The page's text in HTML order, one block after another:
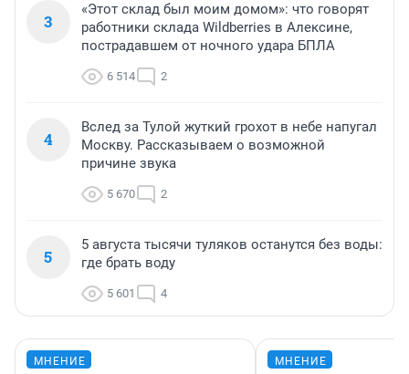
3
«Этот склад был моим домом»: что говорят
работники склада Wildberries в Алексине,
пострадавшем от ночного удара БПЛА
6 514 2
4
Вслед за Тулой жуткий грохот в небе напугал
Москву. Рассказываем о возможной
причине звука
5 670 2
5
5 августа тысячи туляков останутся без воды:
где брать воду
5 601 4
МНЕНИЕ МНЕНИЕ